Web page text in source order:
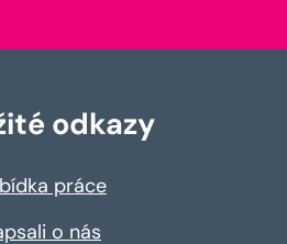
odkazy
práce
o nás